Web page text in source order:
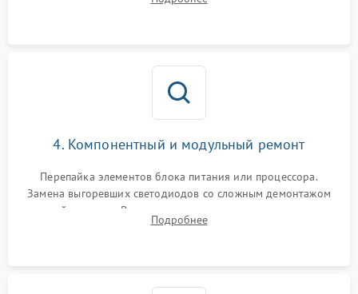
светодиодных планок подсветки мультиметром.
4. Компонентный и модульный ремонт
Перепайка элементов блока питания или процессора.
Замена выгоревших светодиодов со сложным демонтажом
хрупкой матрицы. Восстановление поврежденных дорожек,
прошивка микросхем памяти EEPROM
Подробнее